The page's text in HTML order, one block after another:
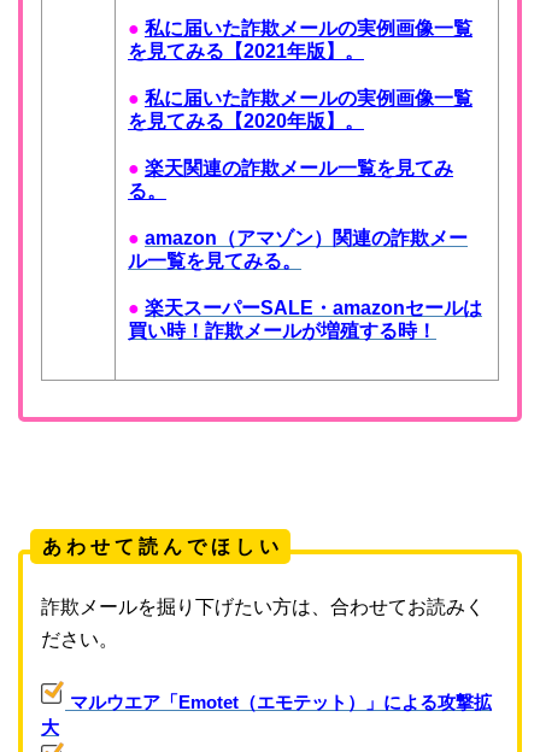
● 私に届いた詐欺メールの実例画像一覧
を見てみる【2021年版】。
● 私に届いた詐欺メールの実例画像一覧
を見てみる【2020年版】。
● 楽天関連の詐欺メール一覧を見てみ
る。
● amazon（アマゾン）関連の詐欺メー
ル一覧を見てみる。
● 楽天スーパーSALE・amazonセールは
買い時！詐欺メールが増殖する時！
あ わ せ て 読 ん で ほ し い
詐欺メールを掘り下げたい方は、合わせてお読みく
ださい。
マルウエア「Emotet（エモテット）」による攻撃拡
大